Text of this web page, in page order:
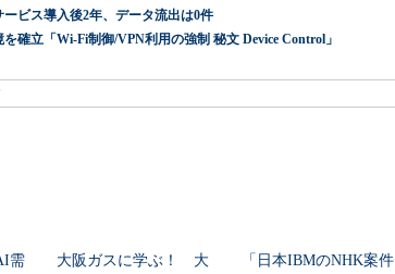
ビス導入後2年、データ流出は0件
確立「Wi-Fi制御/VPN利用の強制 秘文 Device Control」
需
大阪ガスに学ぶ！ 大
「日本IBMのNHK案件